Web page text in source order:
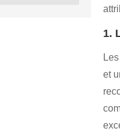
1.
et